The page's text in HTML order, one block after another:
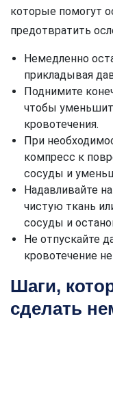
которые помогут
предотвратить
Немедленно
прикладывая
Поднимите
чтобы
кровотечения.
При
компресс к
сосуды и
Надавливайте
чистую ткань
сосуды и
Не отпускайте
кровотечение
Шаги,
сделать